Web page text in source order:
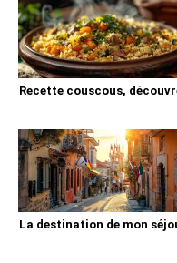
Recette couscous,
La destination de mon